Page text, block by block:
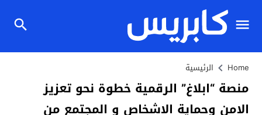
Home الرئيسية
منصة “ابلاغ” الرقمية خطوة نحو تعزيز
الامن وحماية الاشخاص و المجتمع من